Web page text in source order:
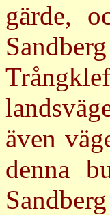
gärde,
även
denna